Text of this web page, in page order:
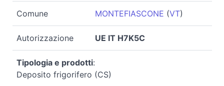
Comune MONTEFIASCONE (VT)
Autorizzazione UE IT H7K5C
Tipologia e prodotti:
Deposito frigorifero (CS)